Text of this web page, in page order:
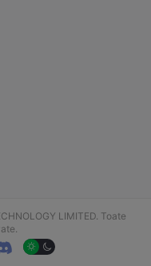
LIMITED. Toate